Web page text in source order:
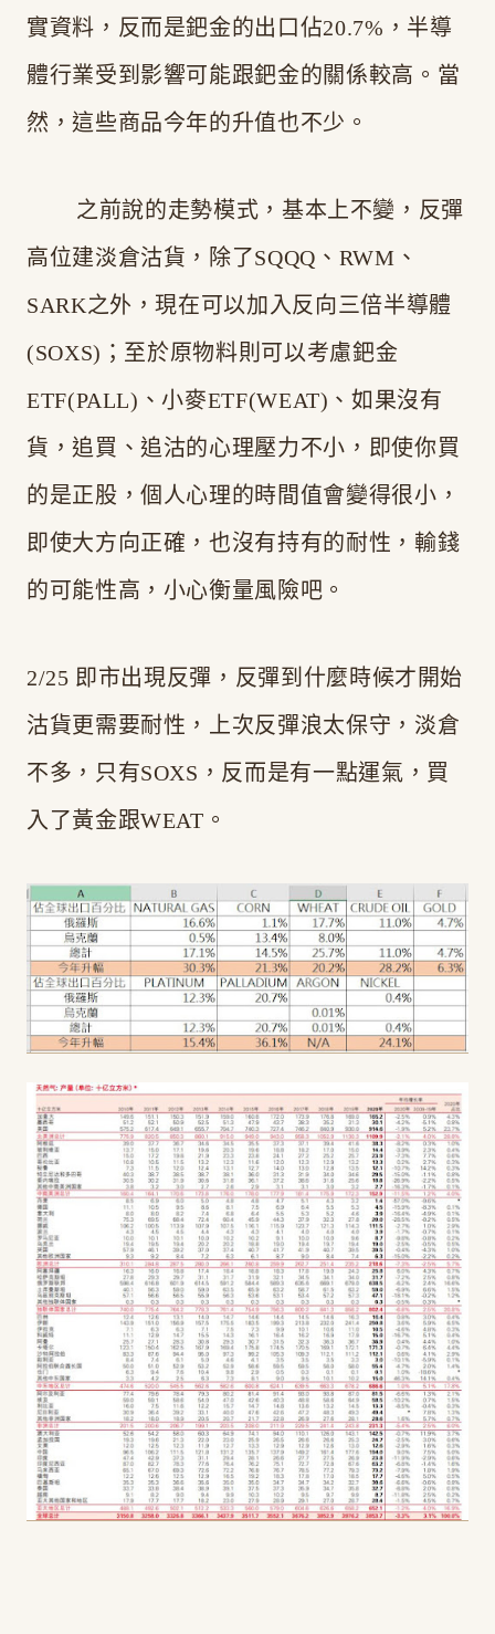
實資料，反而是鈀金的出口佔20.7%，半導
體行業受到影響可能跟鈀金的關係較高。當
然，這些商品今年的升值也不少。
之前說的走勢模式，基本上不變，反彈
高位建淡倉沽貨，除了SQQQ、RWM、
SARK之外，現在可以加入反向三倍半導體
(SOXS)；至於原物料則可以考慮鈀金
ETF(PALL)、小麥ETF(WEAT)、如果沒有
貨，追買、追沽的心理壓力不小，即使你買
的是正股，個人心理的時間值會變得很小，
即使大方向正確，也沒有持有的耐性，輸錢
的可能性高，小心衡量風險吧。
2/25 即市出現反彈，反彈到什麼時候才開始
沽貨更需要耐性，上次反彈浪太保守，淡倉
不多，只有SOXS，反而是有一點運氣，買
入了黃金跟WEAT。